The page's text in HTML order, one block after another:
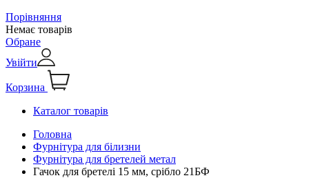
Порівняння
Немає товарів
Обране
Увійти
Корзина
Каталог товарів
Головна
Фурнітура для білизни
Фурнітура для бретелей метал
Гачок для бретелі 15 мм, срібло 21БФ